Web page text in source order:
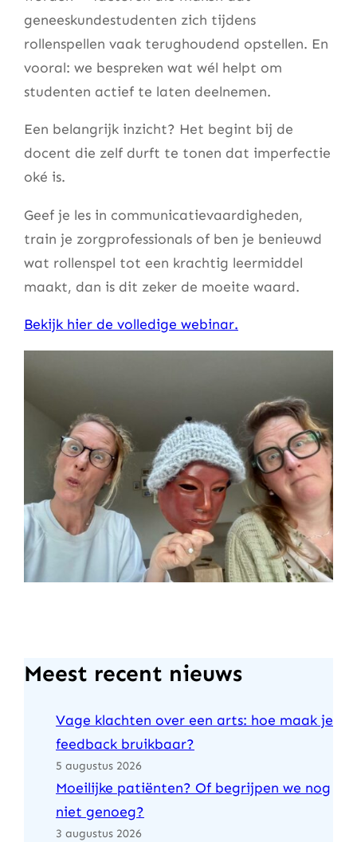
geneeskundestudenten zich tijdens
rollenspellen vaak terughoudend opstellen. En
vooral: we bespreken wat wél helpt om
studenten actief te laten deelnemen.
Een belangrijk inzicht? Het begint bij de
docent die zelf durft te tonen dat imperfectie
oké is.
Geef je les in communicatievaardigheden,
train je zorgprofessionals of ben je benieuwd
wat rollenspel tot een krachtig leermiddel
maakt, dan is dit zeker de moeite waard.
Bekijk hier de volledige webinar.
Meest recent nieuws
Vage klachten over een arts: hoe maak je
feedback bruikbaar?
5 augustus 2026
Moeilijke patiënten? Of begrijpen we nog
niet genoeg?
3 augustus 2026